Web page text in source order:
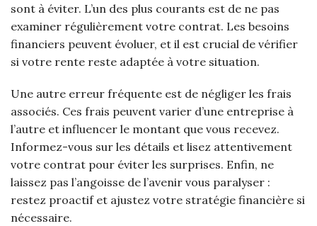
sont à éviter. L’un des plus courants est de ne pas
examiner régulièrement votre contrat. Les besoins
financiers peuvent évoluer, et il est crucial de vérifier
si votre rente reste adaptée à votre situation.
Une autre erreur fréquente est de négliger les frais
associés. Ces frais peuvent varier d’une entreprise à
l’autre et influencer le montant que vous recevez.
Informez-vous sur les détails et lisez attentivement
votre contrat pour éviter les surprises. Enfin, ne
laissez pas l’angoisse de l’avenir vous paralyser :
restez proactif et ajustez votre stratégie financière si
nécessaire.